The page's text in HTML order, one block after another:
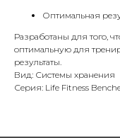
Оптимальная
Разработаны для того,
оптимальную для
результаты.
Вид: Системы хранения
Серия: Life Fitness